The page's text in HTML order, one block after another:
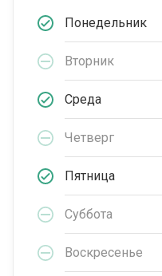
Понедельник
Вторник
Среда
Четверг
Пятница
Суббота
Воскресенье